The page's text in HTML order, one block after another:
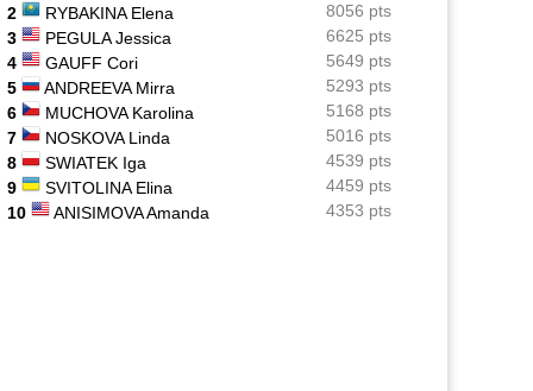
Jeunes
12 matchs, 12 victoires : les équipes de France U12
démarrent fort
2
RYBAKINA Elena
8056 pts
3
PEGULA Jessica
6625 pts
4
GAUFF Cori
5649 pts
5
ANDREEVA Mirra
5293 pts
6
MUCHOVA Karolina
5168 pts
7
NOSKOVA Linda
5016 pts
8
SWIATEK Iga
4539 pts
9
SVITOLINA Elina
4459 pts
10
ANISIMOVA Amanda 4353 pts